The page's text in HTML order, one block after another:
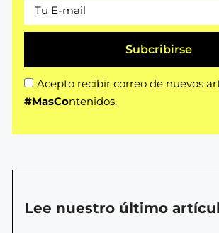
Acepto recibir correo de nuevos
#MasContenidos.
Subcribirse
Lee nuestro último